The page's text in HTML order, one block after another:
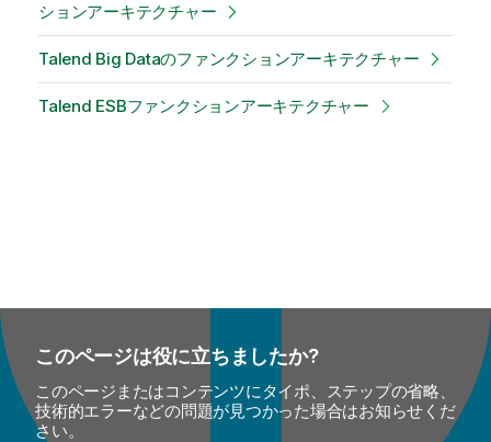
ションアーキテクチャー
Talend Big Dataのファンクションアーキテクチャー
Talend ESBファンクションアーキテクチャー
このページは役に立ちましたか?
このページまたはコンテンツにタイポ、ステップの省略、
技術的エラーなどの問題が見つかった場合はお知らせくだ
さい。